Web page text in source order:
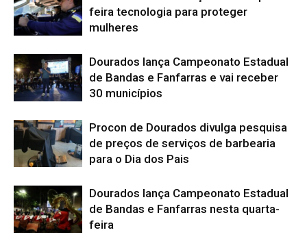
feira tecnologia para proteger
mulheres
Dourados lança Campeonato Estadual
de Bandas e Fanfarras e vai receber
30 municípios
Procon de Dourados divulga pesquisa
de preços de serviços de barbearia
para o Dia dos Pais
Dourados lança Campeonato Estadual
de Bandas e Fanfarras nesta quarta-
feira